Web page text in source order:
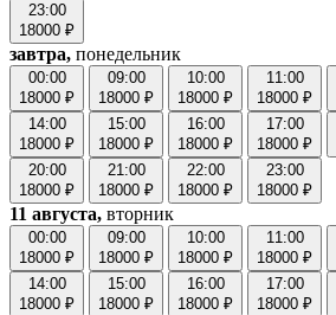
23:00
18000 ₽
завтра, понедельник
00:00
18000 ₽
09:00
18000 ₽
10:00
18000 ₽
11:00
18000 ₽
14:00
18000 ₽
15:00
18000 ₽
16:00
18000 ₽
17:00
18000 ₽
20:00
18000 ₽
21:00
18000 ₽
22:00
18000 ₽
23:00
18000 ₽
11 августа, вторник
00:00
18000 ₽
09:00
18000 ₽
10:00
18000 ₽
11:00
18000 ₽
14:00
18000 ₽
15:00
18000 ₽
16:00
18000 ₽
17:00
18000 ₽